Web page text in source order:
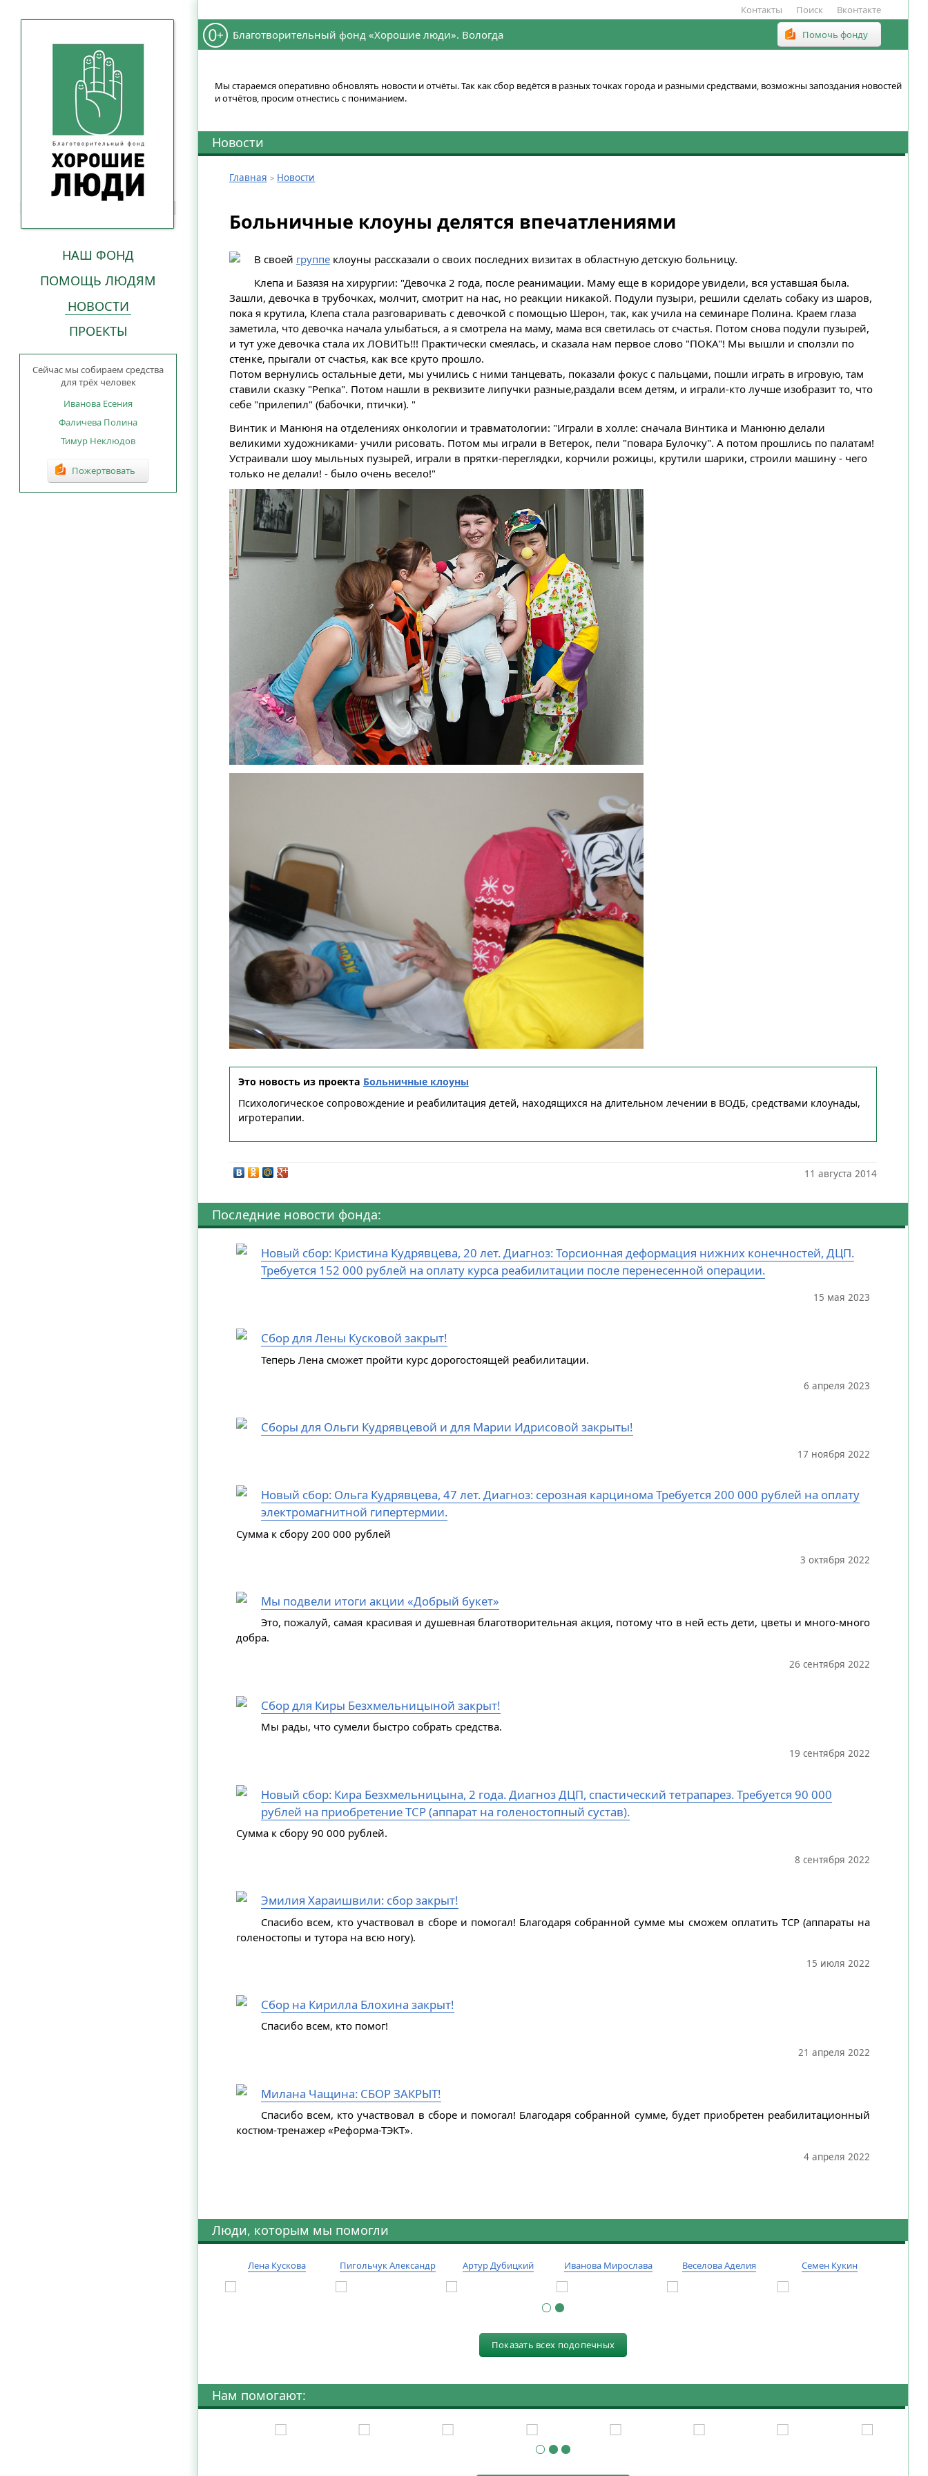
НАШ ФОНД
ПОМОЩЬ ЛЮДЯМ
НОВОСТИ
ПРОЕКТЫ
Сейчас мы собираем средства
для трёх человек
Иванова Есения
Фаличева Полина
Тимур Неклюдов
Пожертвовать
Контакты Поиск Вконтакте
Благотворительный фонд «Хорошие люди». Вологда Помочь фонду
Мы стараемся оперативно обновлять новости и отчёты. Так как сбор ведётся в разных точках города и разными средствами, возможны запоздания новостей
и отчётов, просим отнестись с пониманием.
Новости
Главная Новости
Больничные клоуны делятся впечатлениями
В своей группеклоуны рассказали о своих последних визитах в областную детскую больницу.
Клепа и Базязя на хирургии: "Девочка 2 года, после реанимации. Маму еще в коридоре увидели, вся уставшая была.
Зашли, девочка в трубочках, молчит, смотрит на нас, но реакции никакой. Подули пузыри, решили сделать собаку из шаров,
пока я крутила, Клепа стала разговаривать с девочкой с помощью Шерон, так, как учила на семинаре Полина. Краем глаза
заметила, что девочка начала улыбаться, а я смотрела на маму, мама вся светилась от счастья. Потом снова подули пузырей,
и тут уже девочка стала их ЛОВИТЬ!!! Практически смеялась, и сказала нам первое слово "ПОКА"! Мы вышли и сползли по
стенке, прыгали от счастья, как все круто прошло.
Потом вернулись остальные дети, мы учились с ними танцевать, показали фокус с пальцами, пошли играть в игровую, там
ставили сказку "Репка". Потом нашли в реквизите липучки разные,раздали всем детям, и играли-кто лучше изобразит то, что
себе "прилепил" (бабочки, птички). "
Винтик и Манюня на отделениях онкологии и травматологии: "Играли в холле: сначала Винтика и Манюню делали
великими художниками- учили рисовать. Потом мы играли в Ветерок, пели "повара Булочку". А потом прошлись по палатам!
Устраивали шоу мыльных пузырей, играли в прятки-переглядки, корчили рожицы, крутили шарики, строили машину - чего
только не делали! - было очень весело!"
Это новость из проекта Больничные клоуны
Психологическое сопровождение и реабилитация детей, находящихся на длительном лечении в ВОДБ, средствами клоунады,
игротерапии.
11 августа 2014
Последние новости фонда:
Новый сбор: Кристина Кудрявцева, 20 лет. Диагноз: Торсионная деформация нижних конечностей, ДЦП.
Требуется 152 000 рублей на оплату курса реабилитации после перенесенной операции.
15 мая 2023
Сбор для Лены Кусковой закрыт!
Теперь Лена сможет пройти курс дорогостоящей реабилитации.
6 апреля 2023
Сборы для Ольги Кудрявцевой и для Марии Идрисовой закрыты!
17 ноября 2022
Новый сбор: Ольга Кудрявцева, 47 лет. Диагноз: серозная карцинома Требуется 200 000 рублей на оплату
электромагнитной гипертермии.
Сумма к сбору 200 000 рублей
3 октября 2022
Мы подвели итоги акции «Добрый букет»
Это, пожалуй, самая красивая и душевная благотворительная акция, потому что в ней есть дети, цветы и много-много
добра.
26 сентября 2022
Сбор для Киры Безхмельницыной закрыт!
Мы рады, что сумели быстро собрать средства.
19 сентября 2022
Новый сбор: Кира Безхмельницына, 2 года. Диагноз ДЦП, спастический тетрапарез. Требуется 90 000
рублей на приобретение ТСР (аппарат на голеностопный сустав).
Сумма к сбору 90 000 рублей.
8 сентября 2022
Эмилия Хараишвили: сбор закрыт!
Спасибо всем, кто участвовал в сборе и помогал! Благодаря собранной сумме мы сможем оплатить ТСР (аппараты на
голеностопы и тутора на всю ногу).
15 июля 2022
Сбор на Кирилла Блохина закрыт!
Спасибо всем, кто помог!
21 апреля 2022
Милана Чащина: СБОР ЗАКРЫТ!
Спасибо всем, кто участвовал в сборе и помогал! Благодаря собранной сумме, будет приобретен реабилитационный
костюм-тренажер «Реформа-ТЭКТ».
4 апреля 2022
Люди, которым мы помогли
Лена Кускова Пигольчук Александр Артур Дубицкий Иванова Мирослава Веселова Аделия Семен Кукин
Показать всех подопечных
Нам помогают: